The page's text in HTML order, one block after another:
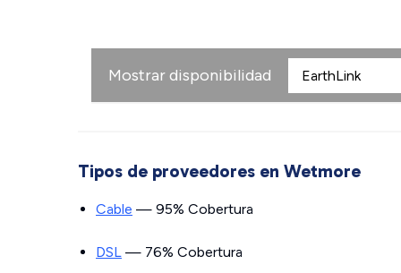
Mostrar disponibilidad
Tipos de proveedores en Wetmore
Cable — 95% Cobertura
DSL — 76% Cobertura